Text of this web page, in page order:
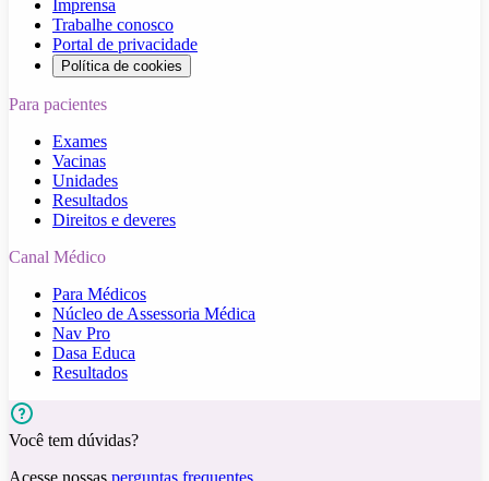
Imprensa
Trabalhe conosco
Portal de privacidade
Política de cookies
Para pacientes
Exames
Vacinas
Unidades
Resultados
Direitos e deveres
Canal Médico
Para Médicos
Núcleo de Assessoria Médica
Nav Pro
Dasa Educa
Resultados
Você tem dúvidas?